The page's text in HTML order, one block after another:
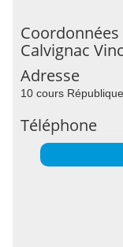
Calvignac
Adresse
10 cours
Téléphone